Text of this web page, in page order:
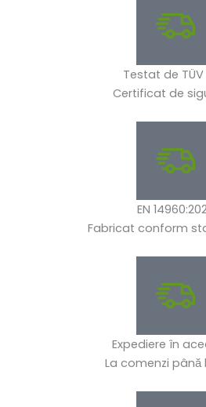
Testat de TÜV
Certificat de
EN
Fabricat conform
Expediere în
La comenzi până